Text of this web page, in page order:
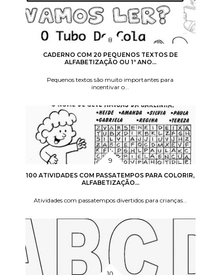
CADERNO COM 20 PEQUENOS TEXTOS DE
ALFABETIZAÇÃO OU 1º ANO...
Pequenos textos são muito importantes para
incentivar o...
100 ATIVIDADES COM PASSATEMPOS PARA COLORIR,
ALFABETIZAÇÃO...
Atividades com passatempos divertidos para crianças...